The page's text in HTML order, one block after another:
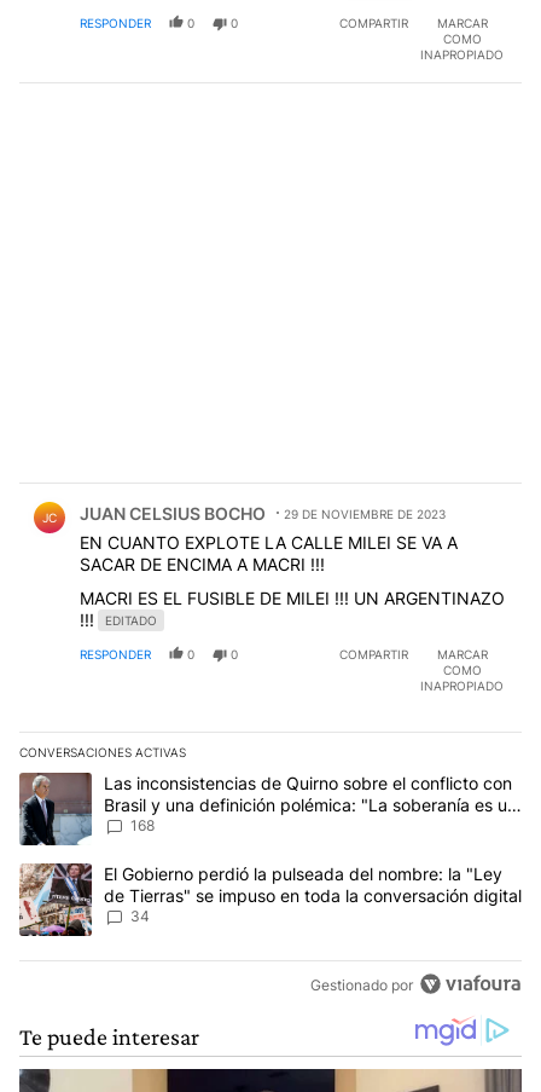
RESPONDER 0 0 COMPARTIR
MARCAR
COMO
INAPROPIADO
JC JUAN CELSIUS BOCHO 29 DE NOVIEMBRE DE 2023
EN CUANTO EXPLOTE LA CALLE MILEI SE VA A
SACAR DE ENCIMA A MACRI !!!
MACRI ES EL FUSIBLE DE MILEI !!! UN ARGENTINAZO
!!!
EDITADO
RESPONDER 0 0 COMPARTIR
MARCAR
COMO
INAPROPIADO
CONVERSACIONES ACTIVAS
Este listado muestra los artículos con más comentarios en los
Un artículo de tendencia con el título "Las inconsistencias de
Las inconsistencias de Quirno sobre el conflicto con
Brasil y una definición polémica: "La soberanía es un
concepto antiguo"
168
Un artículo de tendencia con el título "El Gobierno perdió la
El Gobierno perdió la pulseada del nombre: la "Ley
de Tierras" se impuso en toda la conversación digital
34
Gestionado por